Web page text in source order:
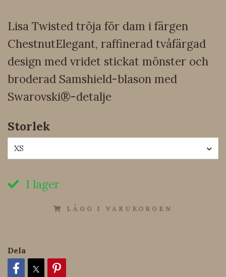
Lisa Twisted tröja för dam i färgen
ChestnutElegant, raffinerad tvåfärgad
design med vridet stickat mönster och
broderad Samshield-blason med
Swarovski®-detalje
Storlek
XS
I lager
LÄGG I VARUKORGEN
Dela